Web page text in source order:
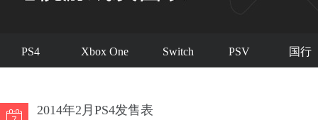
PS4 Xbox One Switch PSV 国行
2014年2月PS4发售表